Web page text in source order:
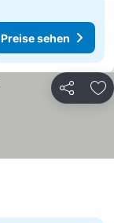
Preise sehen
Teilen